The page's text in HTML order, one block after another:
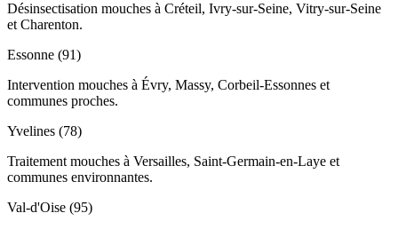
Désinsectisation mouches à Créteil, Ivry-sur-Seine, Vitry-sur-Seine
et Charenton.
Essonne (91)
Intervention mouches à Évry, Massy, Corbeil-Essonnes et
communes proches.
Yvelines (78)
Traitement mouches à Versailles, Saint-Germain-en-Laye et
communes environnantes.
Val-d'Oise (95)